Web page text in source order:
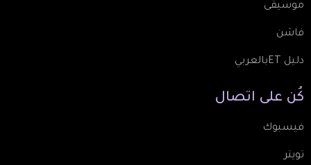
موسيقى
فاشن
دليل ETبالعربي
كُن على اتصال
فيسبوك
تويتر